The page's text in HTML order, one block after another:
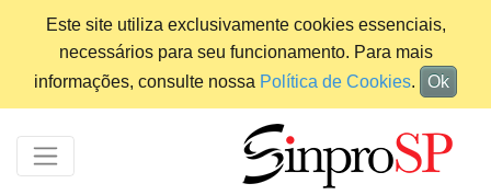
Este site utiliza exclusivamente cookies essenciais,
necessários para seu funcionamento. Para mais
informações, consulte nossa Política de Cookies. Ok